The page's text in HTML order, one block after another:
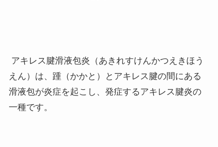
アキレス腱滑液包炎（あきれすけんかつえきほう
えん）は、踵（かかと）とアキレス腱の間にある
滑液包が炎症を起こし、発症するアキレス腱炎の
一種です。